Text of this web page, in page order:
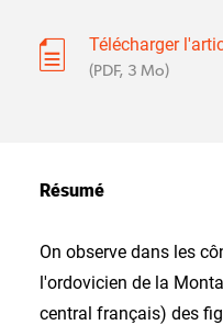
Télécharger
(PDF, 3 Mo)
Résumé
On observe dans les
l'ordovicien de la
central français) des